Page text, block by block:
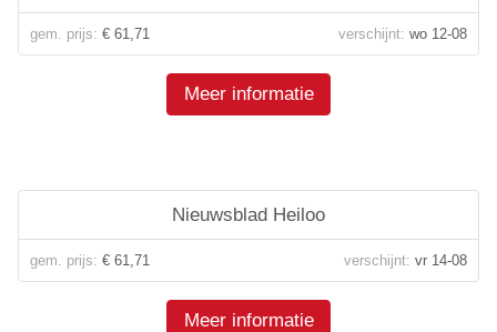
gem. prijs: € 61,71 verschijnt: wo 12-08
Meer informatie
Nieuwsblad Heiloo
gem. prijs: € 61,71 verschijnt: vr 14-08
Meer informatie